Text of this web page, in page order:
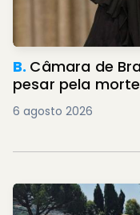
B. Câmara de
pesar pela
6 agosto 2026